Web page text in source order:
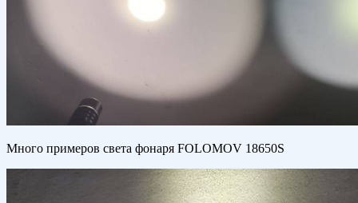
Много примеров света фонаря FOLOMOV 18650S